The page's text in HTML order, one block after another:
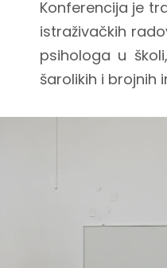
Konferencija je
istraživačkih
psihologa u
šarolikih i brojnih